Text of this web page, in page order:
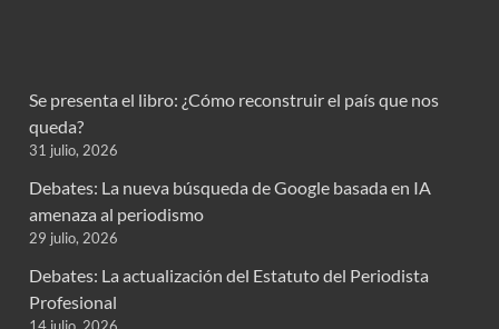
Se presenta el libro: ¿Cómo reconstruir el país que nos
queda?
31 julio, 2026
Debates: La nueva búsqueda de Google basada en IA
amenaza al periodismo
29 julio, 2026
Debates: La actualización del Estatuto del Periodista
Profesional